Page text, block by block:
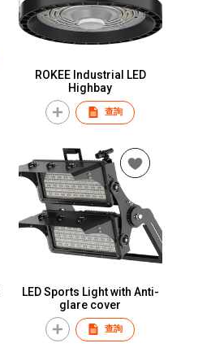
ROKEE Industrial LED
Highbay
查詢
LED Sports Light with Anti-
glare cover
查詢